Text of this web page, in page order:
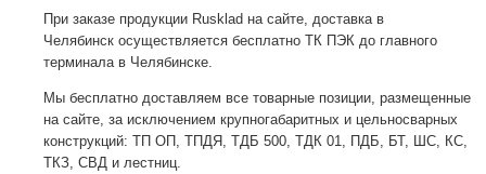
При заказе продукции Rusklad на сайте, доставка в
Челябинск осуществляется бесплатно ТК ПЭК до главного
терминала в Челябинске.
Мы бесплатно доставляем все товарные позиции, размещенные
на сайте, за исключением крупногабаритных и цельносварных
конструкций: ТП ОП, ТПДЯ, ТДБ 500, ТДК 01, ПДБ, БТ, ШС, КС,
ТКЗ, СВД и лестниц.